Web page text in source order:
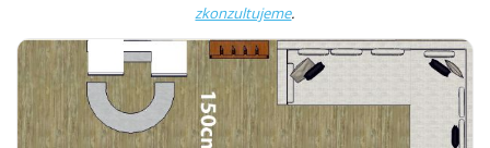
zkonzultujeme.